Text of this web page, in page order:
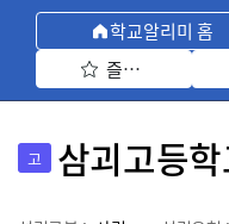
학교알리미 홈
즐겨찾기 선택
고 삼괴고등